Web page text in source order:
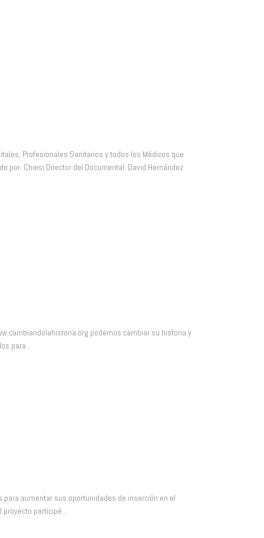
Profesionales Sanitarios y todos los Médicos que
por: Chiesi Director del Documental: David Hernández
podemos cambiar su historia y
para...
aumentar sus oportunidades de inserción en el
participé...